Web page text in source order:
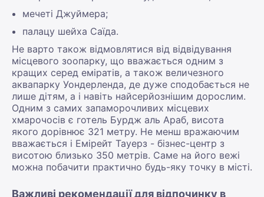
мечеті Джуймера;
палацу шейха Саїда.
Не варто також відмовлятися від відвідування
місцевого зоопарку, що вважається одним з
кращих серед еміратів, а також величезного
аквапарку Уондерленда, де дуже сподобається не
лише дітям, а і навіть найсерйознішим дорослим.
Одним з самих запаморочливих місцевих
хмарочосів є готель Бурдж аль Араб, висота
якого дорівнює 321 метру. Не менш вражаючим
вважається і Емірейт Тауерз - бізнес-центр з
висотою близько 350 метрів. Саме на його вежі
можна побачити практично будь-яку точку в місті.
Важливі рекомендації для відпочинку в